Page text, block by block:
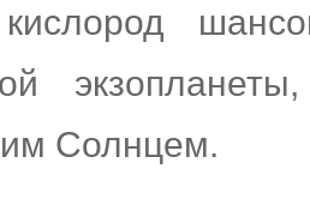
кислород
Солнцем.